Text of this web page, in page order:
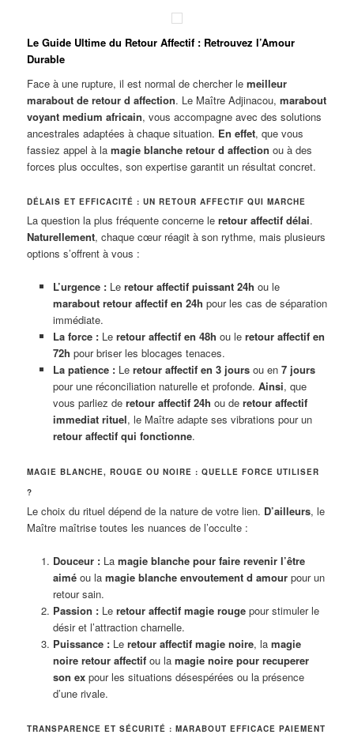
Le Guide Ultime du Retour Affectif : Retrouvez l’Amour
Durable
Face à une rupture, il est normal de chercher lemeilleur
marabout de retour d affection. Le Maître Adjinacou,marabout
voyant medium africain, vous accompagne avec des solutions
ancestrales adaptées à chaque situation. En effet, que vous
fassiez appel à lamagie blanche retour d affection ou à des
forces plus occultes, son expertise garantit un résultat concret.
DÉLAIS ET EFFICACITÉ : UN RETOUR AFFECTIF QUI MARCHE
La question la plus fréquente concerne leretour affectif délai.
Naturellement, chaque cœur réagit à son rythme, mais plusieurs
options s’offrent à vous :
L’urgence :Le retour affectif puissant 24h ou le
marabout retour affectif en 24h pour les cas de séparation
immédiate.
La force :Le retour affectif en 48h ou le retour affectif en
72h pour briser les blocages tenaces.
La patience :Le retour affectif en 3 joursou en 7 jours
pour une réconciliation naturelle et profonde. Ainsi, que
vous parliez de retour affectif 24h ou de retour affectif
immediat rituel, le Maître adapte ses vibrations pour un
retour affectif qui fonctionne.
MAGIE BLANCHE, ROUGE OU NOIRE : QUELLE FORCE UTILISER
?
Le choix du rituel dépend de la nature de votre lien. D’ailleurs, le
Maître maîtrise toutes les nuances de l’occulte :
Douceur :La magie blanche pour faire revenir l’être
aiméou la magie blanche envoutement d amourpour un
retour sain.
Passion :Le retour affectif magie rougepour stimuler le
désir et l’attraction charnelle.
Puissance :Le retour affectif magie noire, la magie
noire retour affectifou la magie noire pour recuperer
son expour les situations désespérées ou la présence
d’une rivale.
TRANSPARENCE ET SÉCURITÉ : MARABOUT EFFICACE PAIEMENT